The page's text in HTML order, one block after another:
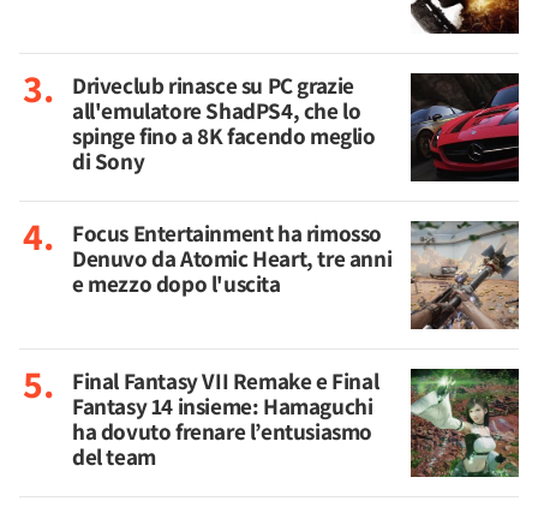
Driveclub rinasce su PC grazie
all'emulatore ShadPS4, che lo
spinge fino a 8K facendo meglio
di Sony
Focus Entertainment ha rimosso
Denuvo da Atomic Heart, tre anni
e mezzo dopo l'uscita
Final Fantasy VII Remake e Final
Fantasy 14 insieme: Hamaguchi
ha dovuto frenare l’entusiasmo
del team